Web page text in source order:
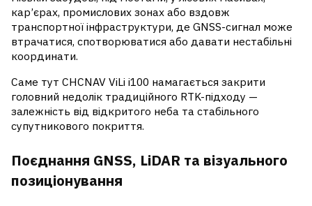
кар’єрах, промислових зонах або вздовж
транспортної інфраструктури, де GNSS-сигнал може
втрачатися, спотворюватися або давати нестабільні
координати.
Саме тут CHCNAV ViLi i100 намагається закрити
головний недолік традиційного RTK-підходу —
залежність від відкритого неба та стабільного
супутникового покриття.
Поєднання GNSS, LiDAR та візуального
позиціонування